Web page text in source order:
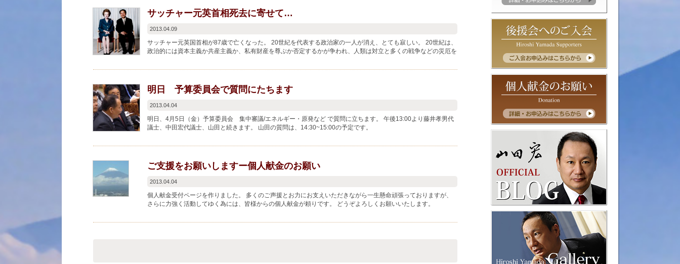
サッチャー元英首相死去に寄せて…
2013.04.09
サッチャー元英国首相が87歳で亡くなった。 20世紀を代表する政治家の一人が消え、とても寂しい。 20世紀は、
政治的には資本主義か共産主義か、私有財産を尊ぶか否定するかが争われ、人類は対立と多くの戦争などの災厄を
明日 予算委員会で質問にたちます
2013.04.04
明日、4月5日（金）予算委員会 集中審議/エネルギー・原発など で質問に立ちます。 午後13:00より藤井孝男代
議士、中田宏代議士、山田と続きます。 山田の質問は、14:30~15:00の予定です。
ご支援をお願いしますー個人献金のお願い
2013.04.04
個人献金受付ページを作りました。 多くのご声援とお力にお支えいただきながら一生懸命頑張っておりますが、
さらに力強く活動してゆく為には、皆様からの個人献金が頼りです。 どうぞよろしくお願いいたします。